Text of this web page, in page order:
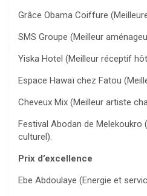
Grâce Obama Coiffure
SMS Groupe (Meilleur
Yiska Hotel (Meilleur réceptif
Espace Hawaï chez Fatou
Cheveux Mix (Meilleur artiste
Festival Abodan de Melekoukro
culturel).
Prix d’excellence
Ebe Abdoulaye (Energie et